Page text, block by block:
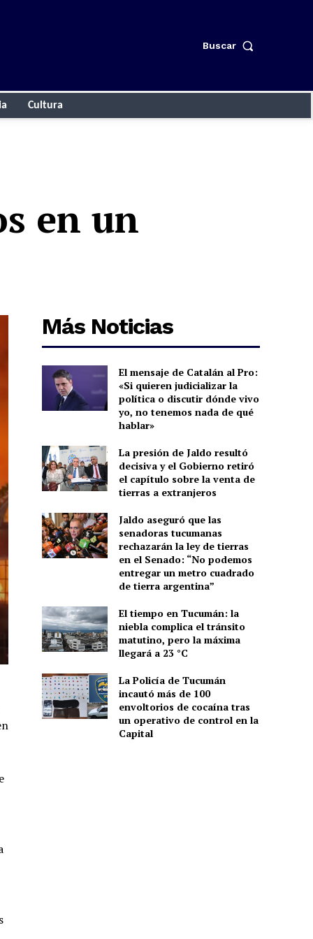
Buscar
Cultura
en un
Más Noticias
El mensaje de Catalán al Pro:
«Si quieren judicializar la
política o discutir dónde vivo
yo, no tenemos nada de qué
hablar»
La presión de Jaldo resultó
decisiva y el Gobierno retiró
el capítulo sobre la venta de
tierras a extranjeros
Jaldo aseguró que las
senadoras tucumanas
rechazarán la ley de tierras
en el Senado: “No podemos
entregar un metro cuadrado
de tierra argentina”
El tiempo en Tucumán: la
niebla complica el tránsito
matutino, pero la máxima
llegará a 23 °C
La Policía de Tucumán
incautó más de 100
envoltorios de cocaína tras
un operativo de control en la
Capital